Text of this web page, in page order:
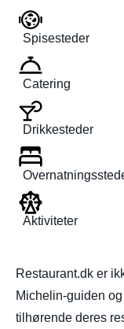
Spisesteder
Catering
Drikkesteder
Aktiviteter
Restaurant.dk er
Michelin-guiden
tilhørende deres